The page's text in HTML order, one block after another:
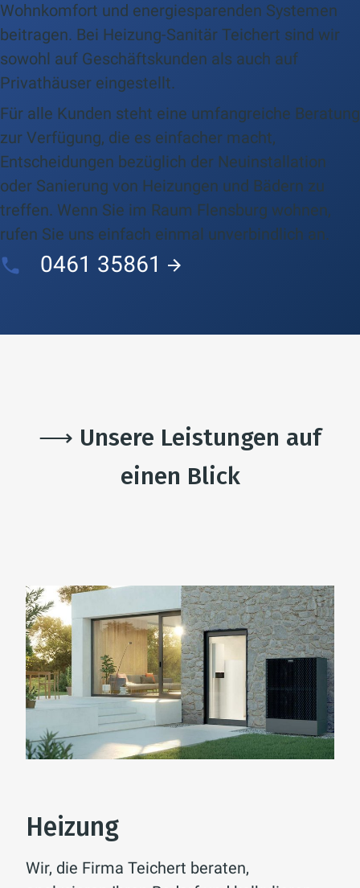
Wohnkomfort und energiesparenden Systemen
beitragen. Bei Heizung-Sanitär Teichert sind wir
sowohl auf Geschäftskunden als auch auf
Privathäuser eingestellt.
Für alle Kunden steht eine umfangreiche Beratung
zur Verfügung, die es einfacher macht,
Entscheidungen bezüglich der Neuinstallation
oder Sanierung von Heizungen und Bädern zu
treffen. Wenn Sie im Raum Flensburg wohnen,
rufen Sie uns einfach einmal unverbindlich an.
0461 35861
⟶ Unsere Leistungen auf
einen Blick
Heizung
Wir, die Firma Teichert beraten,